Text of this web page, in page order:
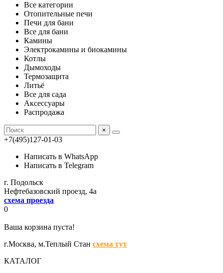
Все категории
Отопительные печи
Печи для бани
Все для бани
Камины
Электрокамины и биокамины
Котлы
Дымоходы
Термозащита
Литьё
Все для сада
Аксессуары
Распродажа
×
+7(495)127-01-03
Написать в WhatsApp
Написать в Telegram
г. Подольск
Нефтебазовский проезд, 4а
схема проезда
0
Ваша корзина пуста!
г.Москва, м.Теплый Стан схема тут
КАТАЛОГ